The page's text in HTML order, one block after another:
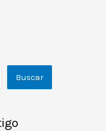
Buscar